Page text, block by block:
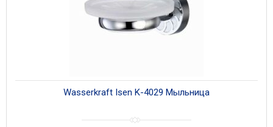
Wasserkraft Isen K-4029 Мыльница